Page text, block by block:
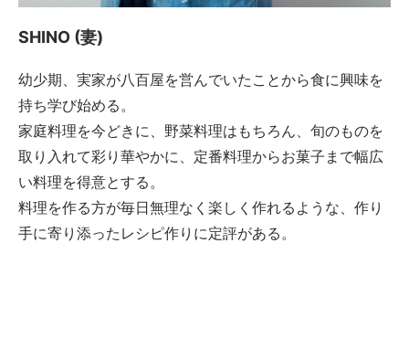
SHINO (妻)
幼少期、実家が八百屋を営んでいたことから食に興味を
持ち学び始める。
家庭料理を今どきに、野菜料理はもちろん、旬のものを
取り入れて彩り華やかに、定番料理からお菓子まで幅広
い料理を得意とする。
料理を作る方が毎日無理なく楽しく作れるような、作り
手に寄り添ったレシピ作りに定評がある。